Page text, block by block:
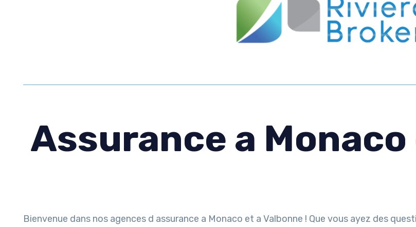
Assurance a
Bienvenue dans nos agences d assurance a Monaco et a Valbonne ! Que vous ayez des